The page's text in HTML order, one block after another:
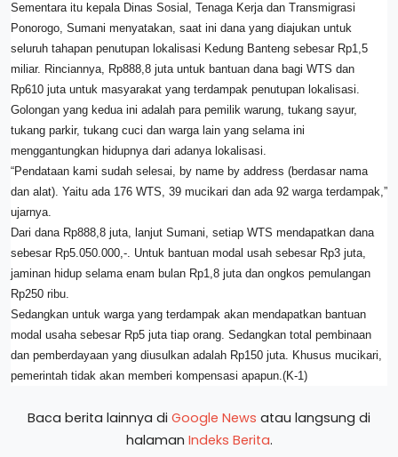
Sementara itu kepala Dinas Sosial, Tenaga Kerja dan Transmigrasi
Ponorogo, Sumani menyatakan, saat ini dana yang diajukan untuk
seluruh tahapan penutupan lokalisasi Kedung Banteng sebesar Rp1,5
miliar. Rinciannya, Rp888,8 juta untuk bantuan dana bagi WTS dan
Rp610 juta untuk masyarakat yang terdampak penutupan lokalisasi.
Golongan yang kedua ini adalah para pemilik warung, tukang sayur,
tukang parkir, tukang cuci dan warga lain yang selama ini
menggantungkan hidupnya dari adanya lokalisasi.
“Pendataan kami sudah selesai, by name by address (berdasar nama
dan alat). Yaitu ada 176 WTS, 39 mucikari dan ada 92 warga terdampak,”
ujarnya.
Dari dana Rp888,8 juta, lanjut Sumani, setiap WTS mendapatkan dana
sebesar Rp5.050.000,-. Untuk bantuan modal usah sebesar Rp3 juta,
jaminan hidup selama enam bulan Rp1,8 juta dan ongkos pemulangan
Rp250 ribu.
Sedangkan untuk warga yang terdampak akan mendapatkan bantuan
modal usaha sebesar Rp5 juta tiap orang. Sedangkan total pembinaan
dan pemberdayaan yang diusulkan adalah Rp150 juta. Khusus mucikari,
pemerintah tidak akan memberi kompensasi apapun.(K-1)
Baca berita lainnya di Google News atau langsung di
halaman Indeks Berita.